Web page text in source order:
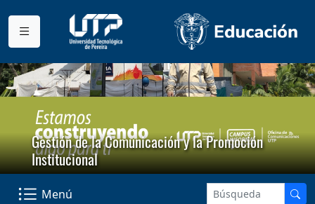
Gestión de la Comunicación y la Promoción
Institucional
Menú